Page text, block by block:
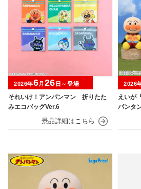
それいけ！アンパンマン 折りたた
みエコバッグVer.6
2026年6月 26 日～登場
えいが
パンタ
2026